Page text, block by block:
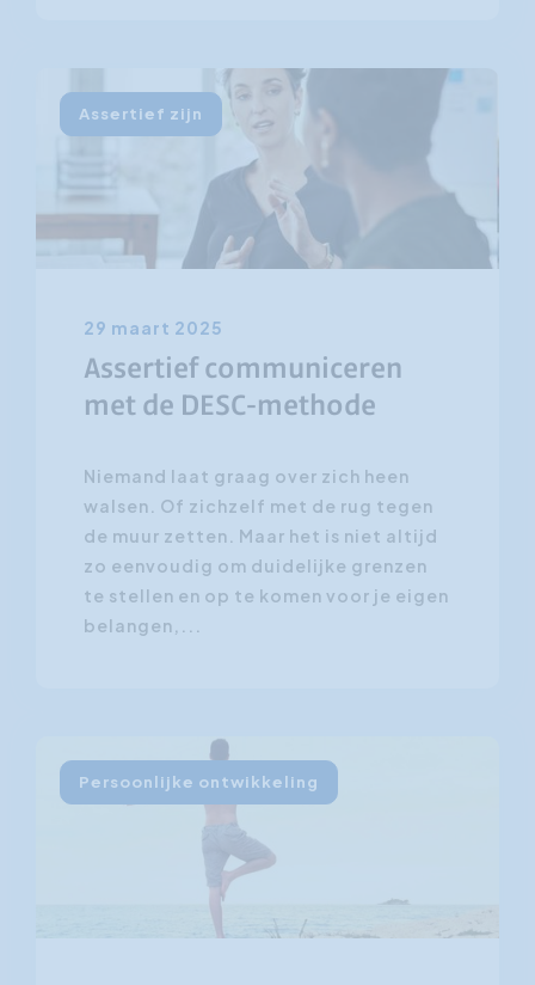
Assertief zijn
29 maart 2025
Assertief communiceren
met de DESC-methode
Niemand laat graag over zich heen
walsen. Of zichzelf met de rug tegen
de muur zetten. Maar het is niet altijd
zo eenvoudig om duidelijke grenzen
te stellen en op te komen voor je eigen
belangen,...
Persoonlijke ontwikkeling